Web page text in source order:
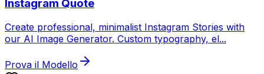
Instagram Quote
Create professional, minimalist Instagram Stories with
our AI Image Generator. Custom typography, el...
Prova il Modello